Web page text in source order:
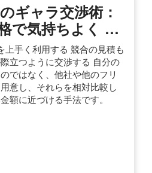
ギャラ交渉術：
で気持ちよく …
上手く利用する 競合の見積も
立つように交渉する 自分の
ではなく、他社や他のフリ
意し、それらを相対比較し
額に近づける手法です。